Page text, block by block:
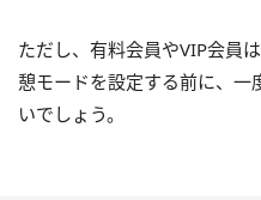
ただし、有料会員やVIP会員
憩モードを設定する前に、一
いでしょう。